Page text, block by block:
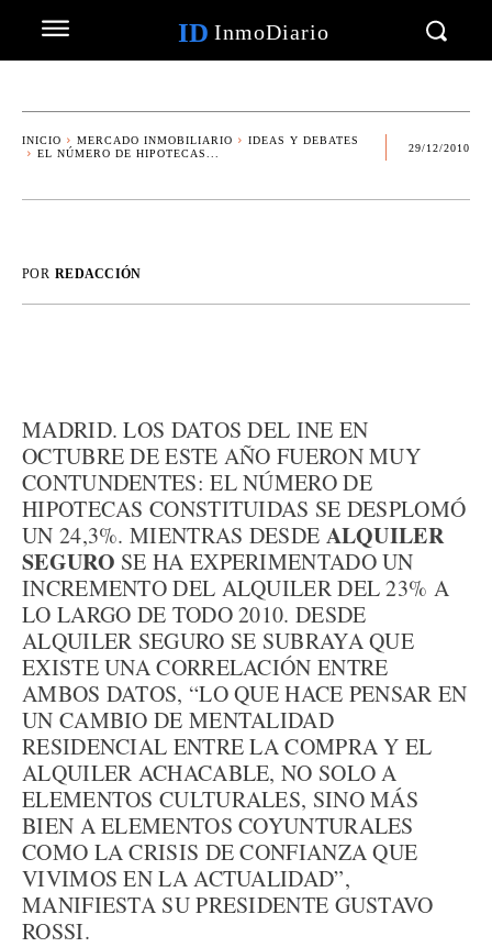
ID InmoDiario
INICIO MERCADO INMOBILIARIO
IDEAS Y DEBATES
EL NÚMERO DE HIPOTECAS...
29/12/2010
POR REDACCIÓN
MADRID. LOS DATOS DEL INE EN
OCTUBRE DE ESTE AÑO FUERON MUY
CONTUNDENTES: EL NÚMERO DE
HIPOTECAS CONSTITUIDAS SE DESPLOMÓ
UN 24,3%. MIENTRAS DESDE ALQUILER
SEGURO SE HA EXPERIMENTADO UN
INCREMENTO DEL ALQUILER DEL 23% A
LO LARGO DE TODO 2010. DESDE
ALQUILER SEGURO SE SUBRAYA QUE
EXISTE UNA CORRELACIÓN ENTRE
AMBOS DATOS, “LO QUE HACE PENSAR EN
UN CAMBIO DE MENTALIDAD
RESIDENCIAL ENTRE LA COMPRA Y EL
ALQUILER ACHACABLE, NO SOLO A
ELEMENTOS CULTURALES, SINO MÁS
BIEN A ELEMENTOS COYUNTURALES
COMO LA CRISIS DE CONFIANZA QUE
VIVIMOS EN LA ACTUALIDAD”,
MANIFIESTA SU PRESIDENTE GUSTAVO
ROSSI.